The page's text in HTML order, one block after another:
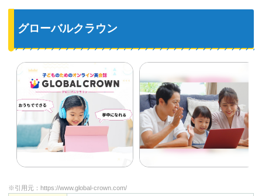
グローバルクラウン
※引用元： https://www.global-crown.com/